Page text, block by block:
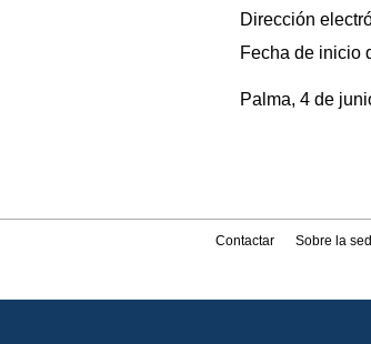
Dirección
Fecha de inicio
Palma, 4 de
Contactar Sobre la